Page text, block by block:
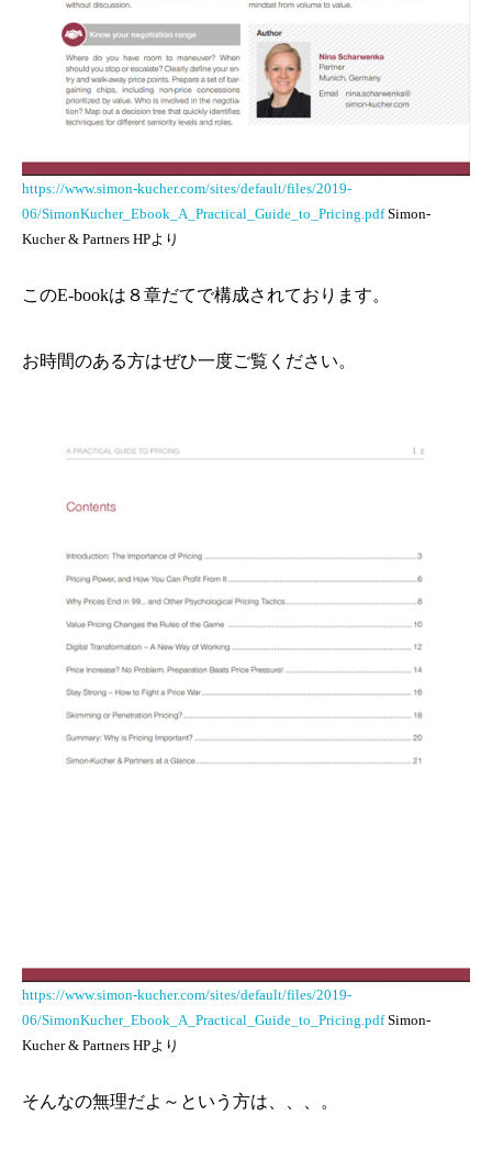
https://www.simon-kucher.com/sites/default/files/2019-
06/SimonKucher_Ebook_A_Practical_Guide_to_Pricing.pdf Simon-
Kucher & Partners HPより
このE-bookは８章だてで構成されております。
お時間のある方はぜひ一度ご覧ください。
https://www.simon-kucher.com/sites/default/files/2019-
06/SimonKucher_Ebook_A_Practical_Guide_to_Pricing.pdf Simon-
Kucher & Partners HPより
そんなの無理だよ～という方は、、、。